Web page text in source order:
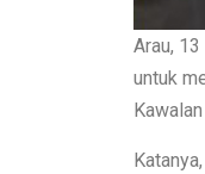
Arau,
untuk